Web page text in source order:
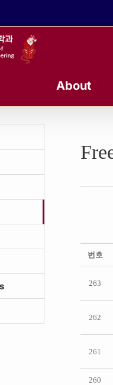
About
번호
263
262
261
260